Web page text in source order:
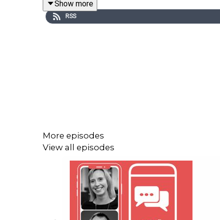
Show more
RSS
More episodes
View all episodes